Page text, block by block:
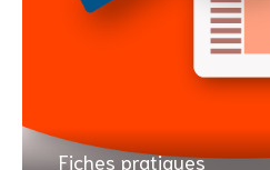
Fiches pratiques